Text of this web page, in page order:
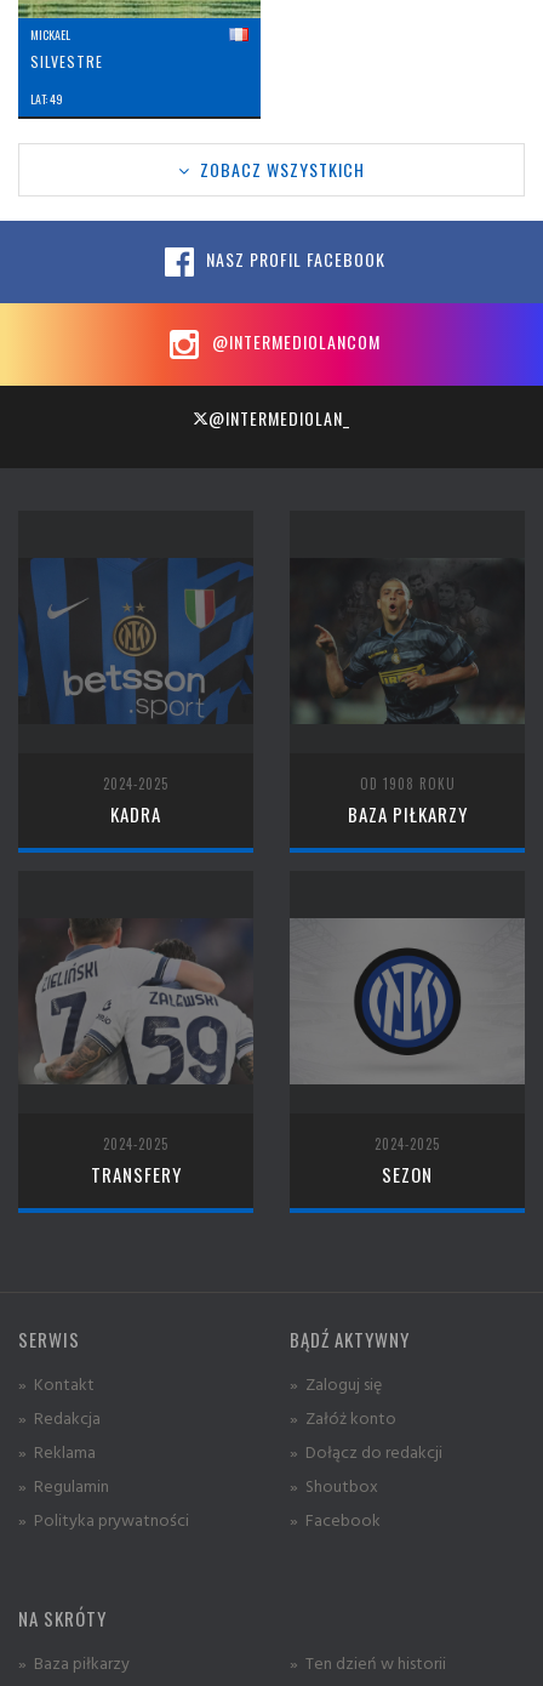
MICKAEL
SILVESTRE
LAT: 49
ZOBACZ WSZYSTKICH
NASZ PROFIL FACEBOOK
@INTERMEDIOLANCOM
@INTERMEDIOLAN_
2024-2025
KADRA
OD 1908 ROKU
BAZA PIŁKARZY
2024-2025
TRANSFERY
2024-2025
SEZON
SERWIS
» Kontakt
» Redakcja
» Reklama
» Regulamin
» Polityka prywatności
BĄDŹ AKTYWNY
» Zaloguj się
» Załóż konto
» Dołącz do redakcji
» Shoutbox
» Facebook
NA SKRÓTY
» Baza piłkarzy
» Ten dzień w historii